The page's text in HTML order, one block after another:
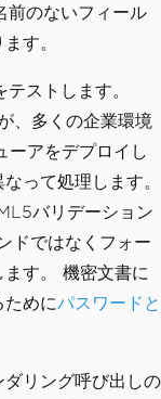
前のないフィール
す。
ストします。
、多くの企業環境
ーアをデプロイし
って処理します。
バリデーション
ドではなくフォー
す。 機密文書に
めにパスワードと
リング呼び出しの